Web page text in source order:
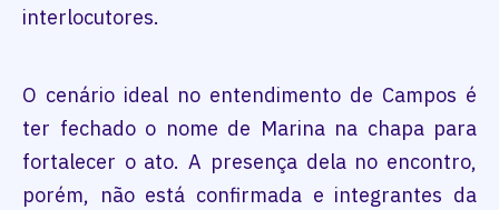
interlocutores.
O cenário ideal no entendimento de Campos é
ter fechado o nome de Marina na chapa para
fortalecer o ato. A presença dela no encontro,
porém, não está confirmada e integrantes da